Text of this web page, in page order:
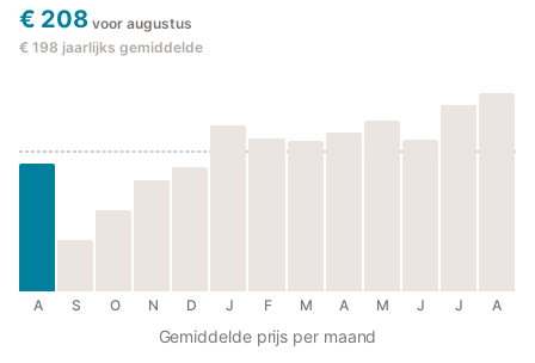
€ 208 voor augustus
€ 198 jaarlijks gemiddelde
A S O N D J F M A M J J A
Gemiddelde prijs per maand